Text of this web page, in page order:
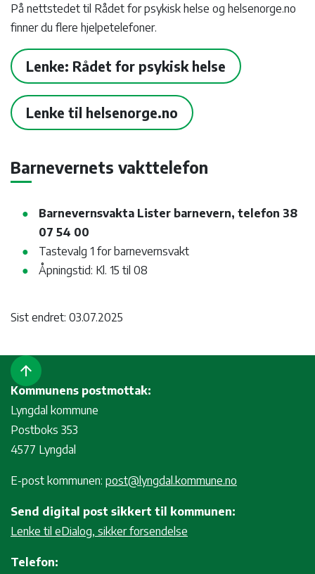
På nettstedet til Rådet for psykisk helse og helsenorge.no
finner du flere hjelpetelefoner.
Lenke: Rådet for psykisk helse
Lenke til helsenorge.no
Barnevernets vakttelefon
Barnevernsvakta Lister barnevern, telefon 38
07 54 00
Tastevalg 1 for barnevernsvakt
Åpningstid: Kl. 15 til 08
Sist endret: 03.07.2025
arrow_upward
Kommunens postmottak:
Lyngdal kommune
Postboks 353
4577 Lyngdal
E-post kommunen: post@lyngdal.kommune.no
Send digital post sikkert til kommunen:
Lenke til eDialog, sikker forsendelse
Telefon: